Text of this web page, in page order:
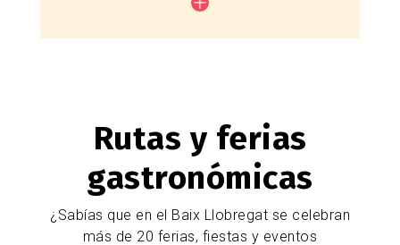
disfrutes de tu escapada a un salto de
Rutas y ferias
gastronómicas
¿Sabías que en el Baix Llobregat se celebran
más de 20 ferias, fiestas y eventos